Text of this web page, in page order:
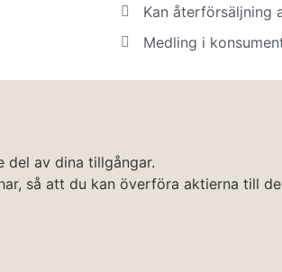
Kan återförsäljning
Medling i
del av dina tillgångar.
så att du kan överföra aktierna till